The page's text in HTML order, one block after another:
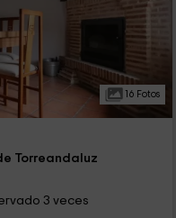
16 Fotos
Torreandaluz
3 veces